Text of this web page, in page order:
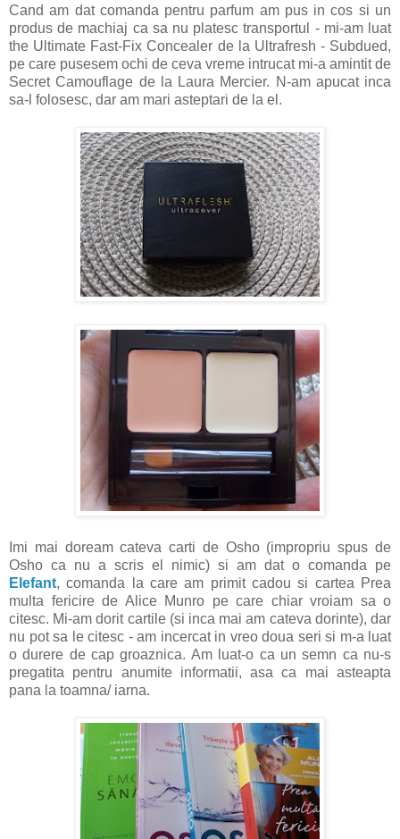
Cand am dat comanda pentru parfum am pus in cos si un
produs de machiaj ca sa nu platesc transportul - mi-am luat
the Ultimate Fast-Fix Concealer de la Ultrafresh - Subdued,
pe care pusesem ochi de ceva vreme intrucat mi-a amintit de
Secret Camouflage de la Laura Mercier. N-am apucat inca
sa-l folosesc, dar am mari asteptari de la el.
Imi mai doream cateva carti de Osho (impropriu spus de
Osho ca nu a scris el nimic) si am dat o comanda pe
Elefant, comanda la care am primit cadou si cartea Prea
multa fericire de Alice Munro pe care chiar vroiam sa o
citesc. Mi-am dorit cartile (si inca mai am cateva dorinte), dar
nu pot sa le citesc - am incercat in vreo doua seri si m-a luat
o durere de cap groaznica. Am luat-o ca un semn ca nu-s
pregatita pentru anumite informatii, asa ca mai asteapta
pana la toamna/ iarna.